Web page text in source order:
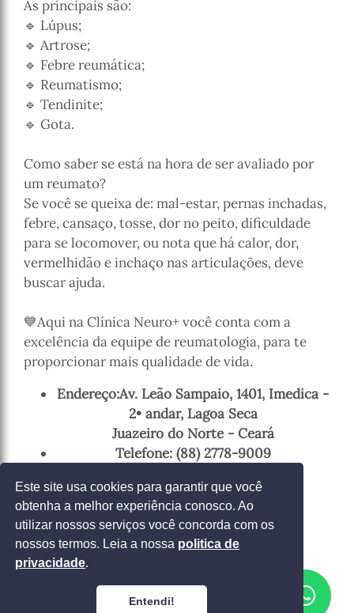
Este site usa cookies para garantir que você
obtenha a melhor experiência conosco. Ao
utilizar nossos serviços você concorda com os
nossos termos. Leia a nossa politica de
privacidade.
Entendi!
As principais são:
🔹 Lúpus;
🔹 Artrose;
🔹 Febre reumática;
🔹 Reumatismo;
🔹 Tendinite;
🔹 Gota.
Como saber se está na hora de ser avaliado por
um reumato?
Se você se queixa de: mal-estar, pernas inchadas,
febre, cansaço, tosse, dor no peito, dificuldade
para se locomover, ou nota que há calor, dor,
vermelhidão e inchaço nas articulações, deve
buscar ajuda.
💙Aqui na Clínica Neuro+ você conta com a
excelência da equipe de reumatologia, para te
proporcionar mais qualidade de vida.
Endereço:Av. Leão Sampaio, 1401, Imedica -
2• andar, Lagoa Seca
Juazeiro do Norte - Ceará
Telefone: (88) 2778-9009
Entrar em contato